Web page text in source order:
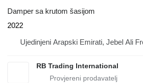
Damper sa krutom šasijom
2022
Ujedinjeni Arapski Emirati, Jebel Ali
RB Trading International